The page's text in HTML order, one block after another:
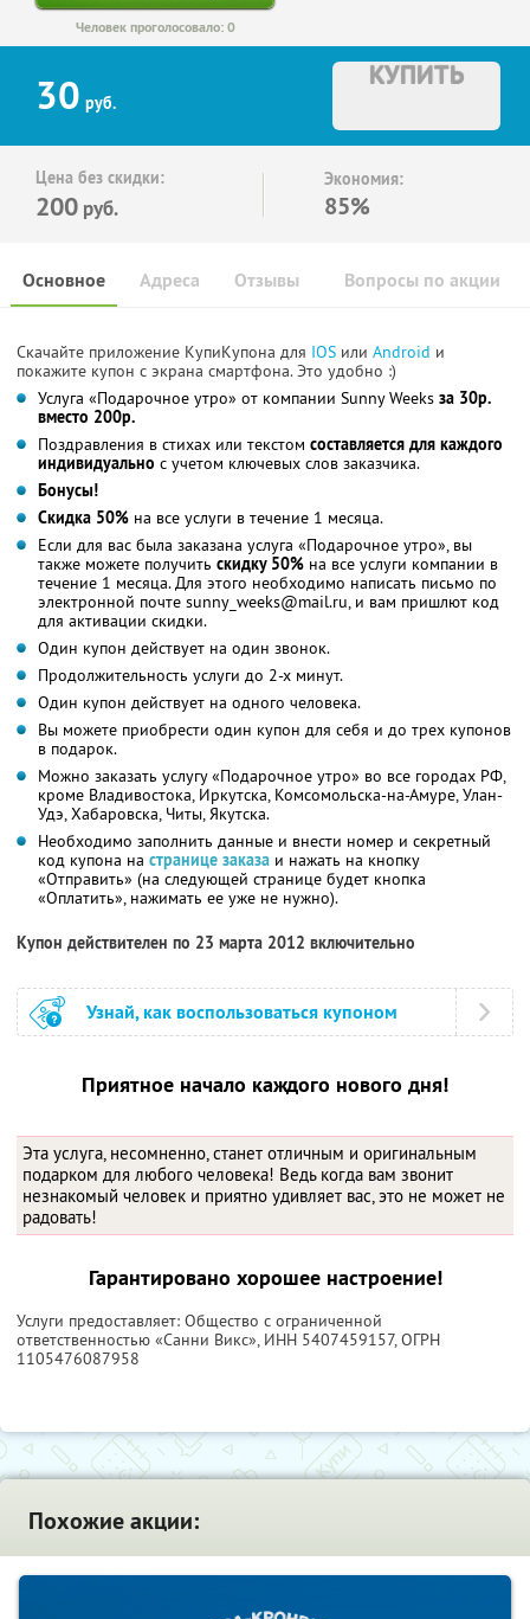
Человек проголосовало: 0
30 руб.
КУПИТЬ
Цена без скидки:
200 руб.
Экономия:
85%
Основное Отзывы Вопросы по акции
Адреса
Скачайте приложение КупиКупона для IOS или Android и
покажите купон с экрана смартфона. Это удобно :)
Услуга «Подарочное утро» от компании Sunny Weeks за 30р.
вместо 200р.
Поздравления в стихах или текстом составляется для каждого
индивидуально с учетом ключевых слов заказчика.
Бонусы!
Скидка 50% на все услуги в течение 1 месяца.
Если для вас была заказана услуга «Подарочное утро», вы
также можете получить скидку 50% на все услуги компании в
течение 1 месяца. Для этого необходимо написать письмо по
электронной почте sunny_weeks@mail.ru, и вам пришлют код
для активации скидки.
Один купон действует на один звонок.
Продолжительность услуги до 2-х минут.
Один купон действует на одного человека.
Вы можете приобрести один купон для себя и до трех купонов
в подарок.
Можно заказать услугу «Подарочное утро» во все городах РФ,
кроме Владивостока, Иркутска, Комсомольска-на-Амуре, Улан-
Удэ, Хабаровска, Читы, Якутска.
Необходимо заполнить данные и внести номер и секретный
код купона на странице заказа и нажать на кнопку
«Отправить» (на следующей странице будет кнопка
«Оплатить», нажимать ее уже не нужно).
Купон действителен по 23 марта 2012 включительно
Узнай, как воспользоваться купоном
Приятное начало каждого нового дня!
Эта услуга, несомненно, станет отличным и оригинальным
подарком для любого человека! Ведь когда вам звонит
незнакомый человек и приятно удивляет вас, это не может не
радовать!
Гарантировано хорошее настроение!
Услуги предоставляет: Общество с ограниченной
ответственностью «Санни Викс», ИНН 5407459157, ОГРН
1105476087958
Похожие акции: